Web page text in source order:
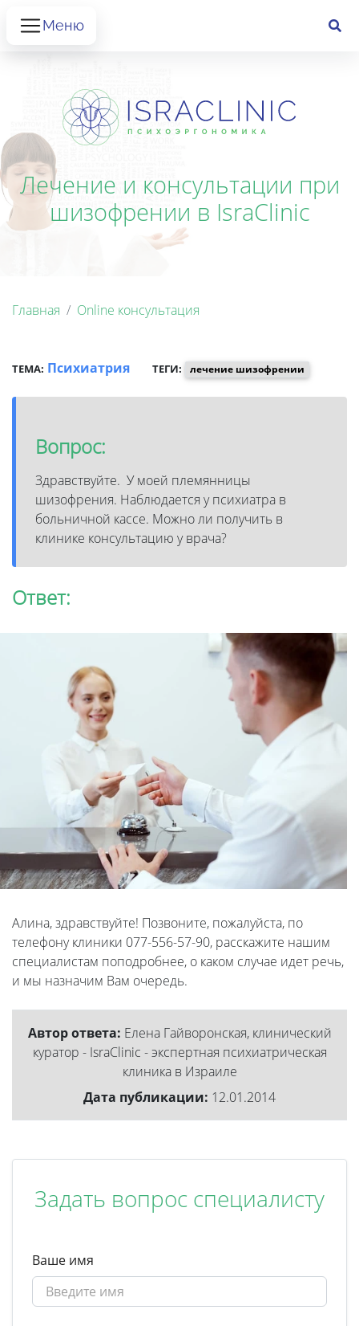
Меню
Лечение и консультации при
шизофрении в IsraClinic
Главная Online консультация
ТЕМА: Психиатрия ТЕГИ: лечение шизофрении
Вопрос:
Здравствуйте. У моей племянницы
шизофрения. Наблюдается у психиатра в
больничной кассе. Можно ли получить в
клинике консультацию у врача?
Ответ:
Алина, здравствуйте! Позвоните, пожалуйста, по
телефону клиники 077-556-57-90, расскажите нашим
специалистам поподробнее, о каком случае идет речь,
и мы назначим Вам очередь.
Автор ответа: Елена Гайворонская, клинический
куратор - IsraClinic - экспертная психиатрическая
клиника в Израиле
Дата публикации: 12.01.2014
Задать вопрос специалисту
Ваше имя